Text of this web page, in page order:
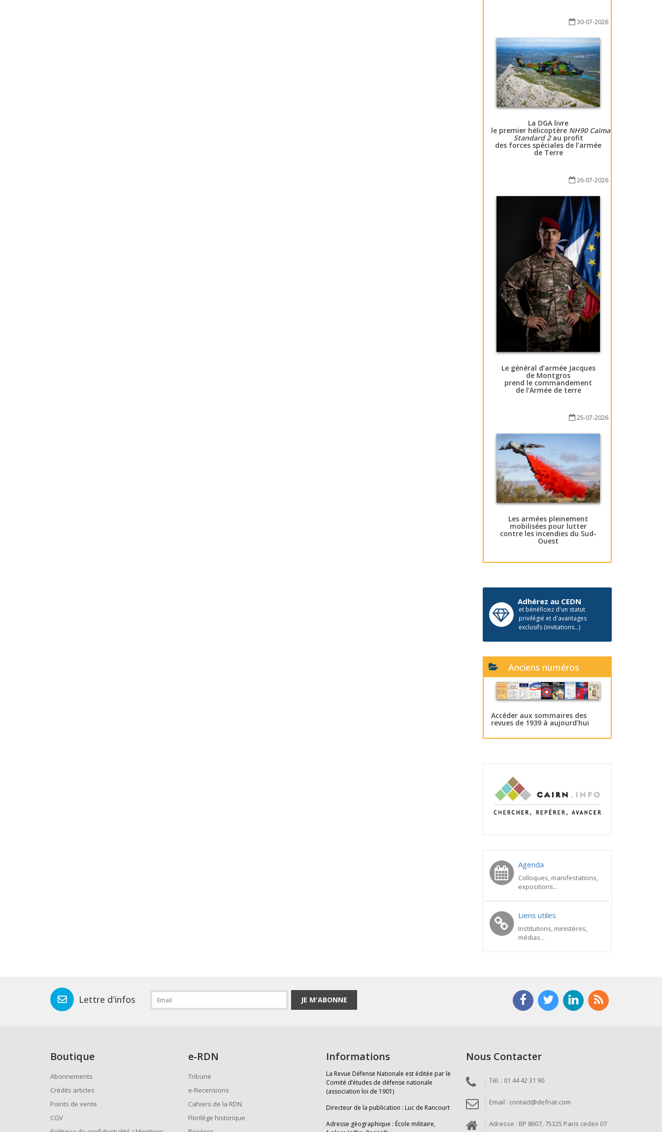
30-07-2026
La DGA livre
le premier hélicoptère NH90 Caïman
Standard 2au profit
des forces spéciales de l’armée
de Terre
26-07-2026
Le général d’armée Jacques
de Montgros
prend le commandement
de l’Armée de terre
25-07-2026
Les armées pleinement
mobilisées pour lutter
contre les incendies du Sud-
Ouest
Adhérez au CEDN
et bénéficiez d'un statut
privilégié et d'avantages
exclusifs (invitations...)
Anciens numéros
Accéder aux sommaires des
revues de 1939 à aujourd’hui
Agenda
Colloques, manifestations,
expositions...
Liens utiles
Institutions, ministères,
médias...
Lettre d'infos JE M'ABONNE
Boutique
Abonnements
Crédits articles
Points de vente
CGV
e-RDN
Tribune
e-Recensions
Cahiers de la RDN
Florilège historique
Informations
La Revue Défense Nationale est éditée par le
Comité d’études de défense nationale
(association loi de 1901)
Directeur de la publication : Luc de Rancourt
Adresse géographique : École militaire,
Nous Contacter
Tél. : 01 44 42 31 90
Email : contact@defnat.com
Adresse : BP 8607, 75325 Paris cedex 07